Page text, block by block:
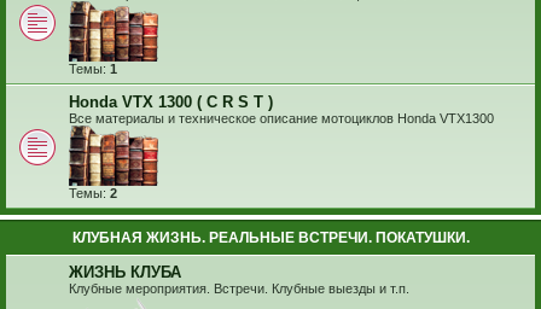
Темы: 1
Honda VTX 1300 ( C R S T )
Все материалы и техническое описание мотоциклов Honda VTX1300
Темы: 2
КЛУБНАЯ ЖИЗНЬ. РЕАЛЬНЫЕ ВСТРЕЧИ. ПОКАТУШКИ.
ЖИЗНЬ КЛУБА
Клубные мероприятия. Встречи. Клубные выезды и т.п.